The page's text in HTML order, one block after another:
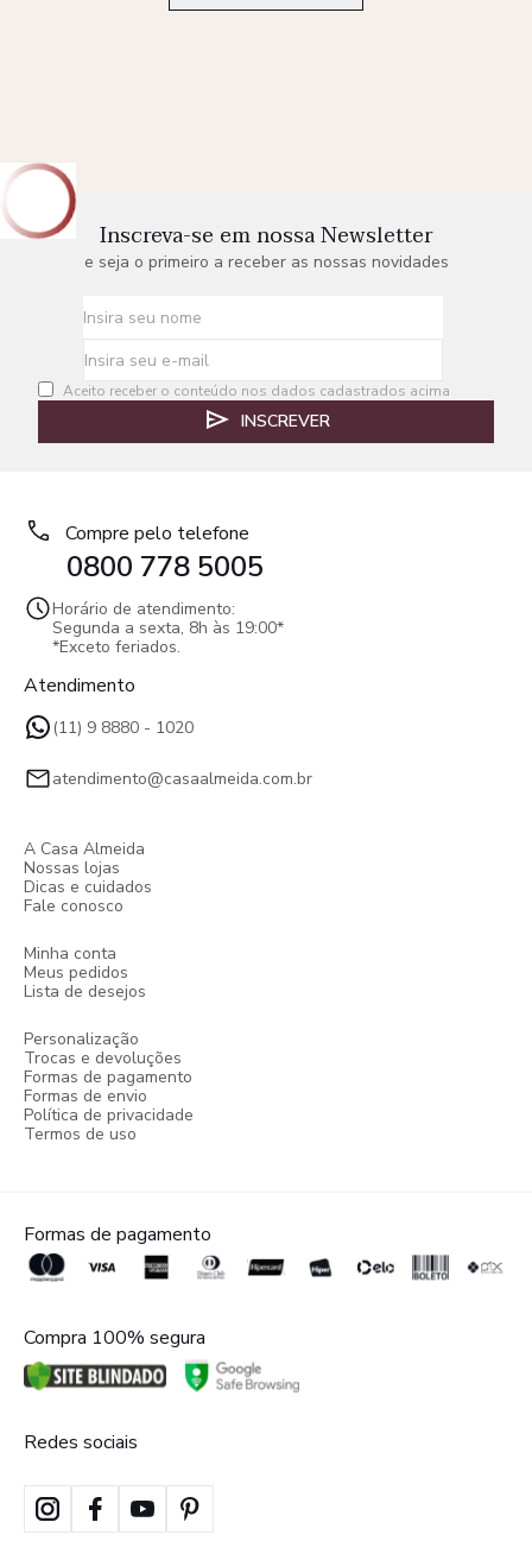
Inscreva-se em nossa Newsletter
e seja o primeiro a receber as nossas novidades
Aceito receber o conteúdo nos dados cadastrados acima
INSCREVER
Compre pelo telefone
0800 778 5005
Horário de atendimento:
Segunda a sexta, 8h às 19:00*
*Exceto feriados.
Atendimento
(11) 9 8880 - 1020
atendimento@casaalmeida.com.br
A Casa Almeida
Nossas lojas
Dicas e cuidados
Fale conosco
Minha conta
Meus pedidos
Lista de desejos
Personalização
Trocas e devoluções
Formas de pagamento
Formas de envio
Política de privacidade
Termos de uso
Formas de pagamento
Compra 100% segura
Redes sociais